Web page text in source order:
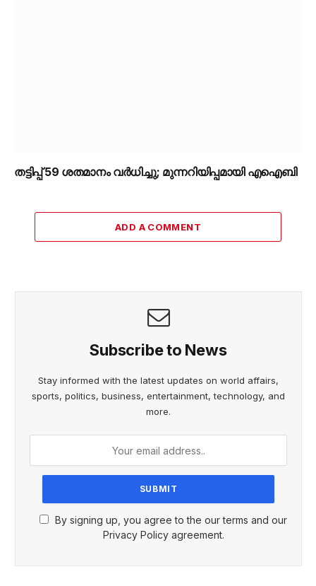
തട്ടിപ്പ് 59 ശതമാനം വർധിച്ചു; മുന്നറിയിപ്പമായി എഐബി
ADD A COMMENT
Subscribe to News
Stay informed with the latest updates on world affairs,
sports, politics, business, entertainment, technology, and
more.
By signing up, you agree to the our terms and our
Privacy Policy agreement.